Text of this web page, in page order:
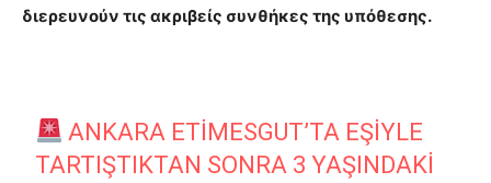
διερευνούν τις ακριβείς συνθήκες της υπόθεσης.
ANKARA ETIMESGUT’TA EŞIYLE
TARTIŞTIKTAN SONRA 3 YAŞINDAKI